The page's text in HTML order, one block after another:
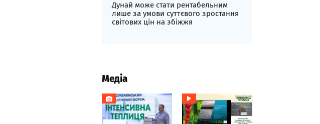
Дунай може стати рентабельним
лише за умови суттєвого зростання
світових цін на збіжжя
Медіа